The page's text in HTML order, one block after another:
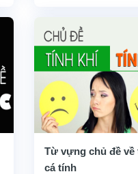
Từ vựng chủ đề về
cá tính